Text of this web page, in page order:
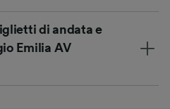
di andata e
Emilia AV